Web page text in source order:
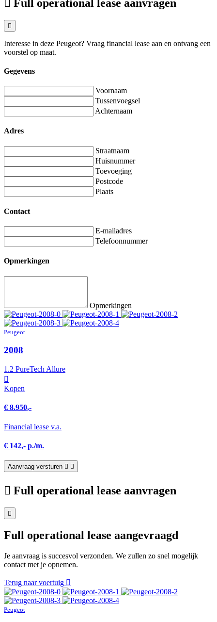
Full operational lease aanvragen
Interesse in deze Peugeot? Vraag financial lease aan en ontvang een
voorstel op maat.
Gegevens
Voornaam
Tussenvoegsel
Achternaam
Adres
Straatnaam
Huisnummer
Toevoeging
Postcode
Plaats
Contact
E-mailadres
Telefoonnummer
Opmerkingen
Opmerkingen
Peugeot
2008
1.2 PureTech Allure
Kopen
€ 8.950,-
Financial lease v.a.
€ 142,- p./m.
Aanvraag versturen
Full operational lease aanvragen
Full operational lease aangevraagd
Je aanvraag is succesvol verzonden. We zullen zo snel mogelijk
contact met je opnemen.
Terug naar voertuig
Peugeot